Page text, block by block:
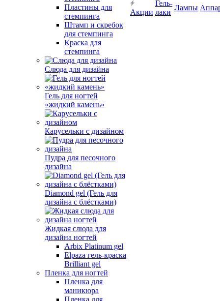
Пластины для
стемпинга
Штамп и скребок
для стемпинга
Краска для
стемпинга
Слюда для дизайна
Гель для ногтей
«жидкий камень»
Карусельки с дизайном
Пудра для песочного
дизайна
Diamond gel (Гель для
дизайна с блёстками)
Жидкая слюда для
дизайна ногтей
Arbix Platinum gel
Elpaza гель-краска
Brilliant gel
Пленка для ногтей
Пленка для
маникюра
Пленка для
Акции
Гель-
лаки
Лампы